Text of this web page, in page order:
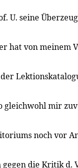
U. seine
hat von meinem
gleichwohl mir
noch vor
die Kritik d.